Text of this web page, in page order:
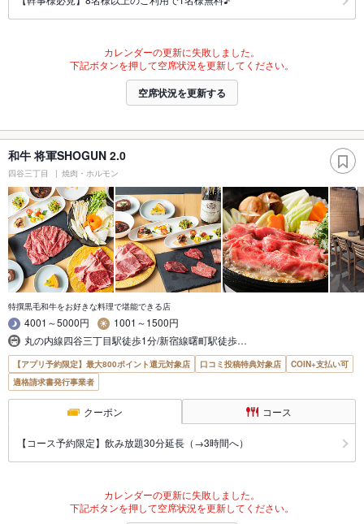
カレンダーの更新に失敗しました。
下記ボタンを押して空席状況を更新してください。
空席状況を更新する
和牛 将軍SHOGUN 2.0
四谷三丁目 焼肉・ホルモン
特撰黒毛和牛をお好きな料理で堪能できる店
4001～5000円
1001～1500円
丸の内線四谷三丁目駅徒歩1分/新宿線曙町駅徒歩…
【アプリ予約限定】最大800ポイント還元対象店 口コミ投稿特典対象店
COIN+支払い可
適格請求書発行事業者
クーポン コース
【コース予約限定】飲み放題30分延長（→3時間へ）
カレンダーの更新に失敗しました。
下記ボタンを押して空席状況を更新してください。